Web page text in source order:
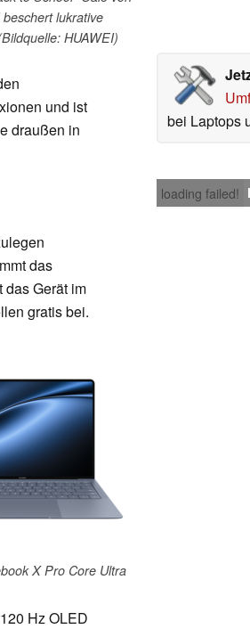
beschert lukrative
HUAWEI)
bei Laptops
und ist
draußen in
loading failed!
das
das Gerät im
gratis bei.
X Pro Core Ultra
Hz OLED